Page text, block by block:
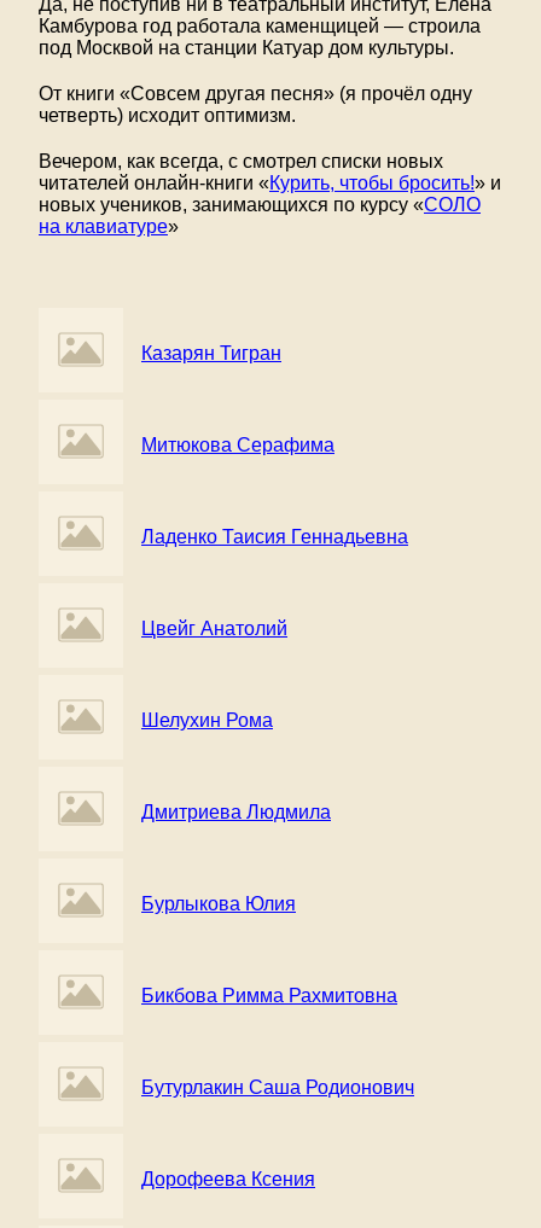
Да, не поступив ни в театральный институт, Елена
Камбурова год работала каменщицей — строила
под Москвой на станции Катуар дом культуры.
От книги «Совсем другая песня» (я прочёл одну
четверть) исходит оптимизм.
Вечером, как всегда, с смотрел списки новых
читателей онлайн-книги «Курить, чтобы бросить!» и
новых учеников, занимающихся по курсу «СОЛО
на клавиатуре»
Казарян Тигран
Митюкова Серафима
Ладенко Таисия Геннадьевна
Цвейг Анатолий
Шелухин Рома
Дмитриева Людмила
Бурлыкова Юлия
Бикбова Римма Рахмитовна
Бутурлакин Саша Родионович
Дорофеева Ксения